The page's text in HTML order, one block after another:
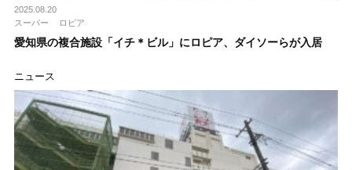
2025.08.20
スーパー
ロピア
愛知県の複合施設「イチ＊ビル」にロピア、ダイソーらが入居
ニュース